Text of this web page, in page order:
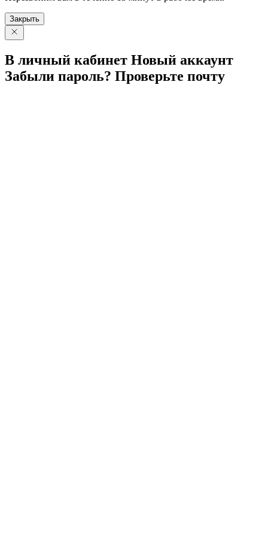
Закрыть
В личный кабинет Новый аккаунт
Забыли пароль? Проверьте почту